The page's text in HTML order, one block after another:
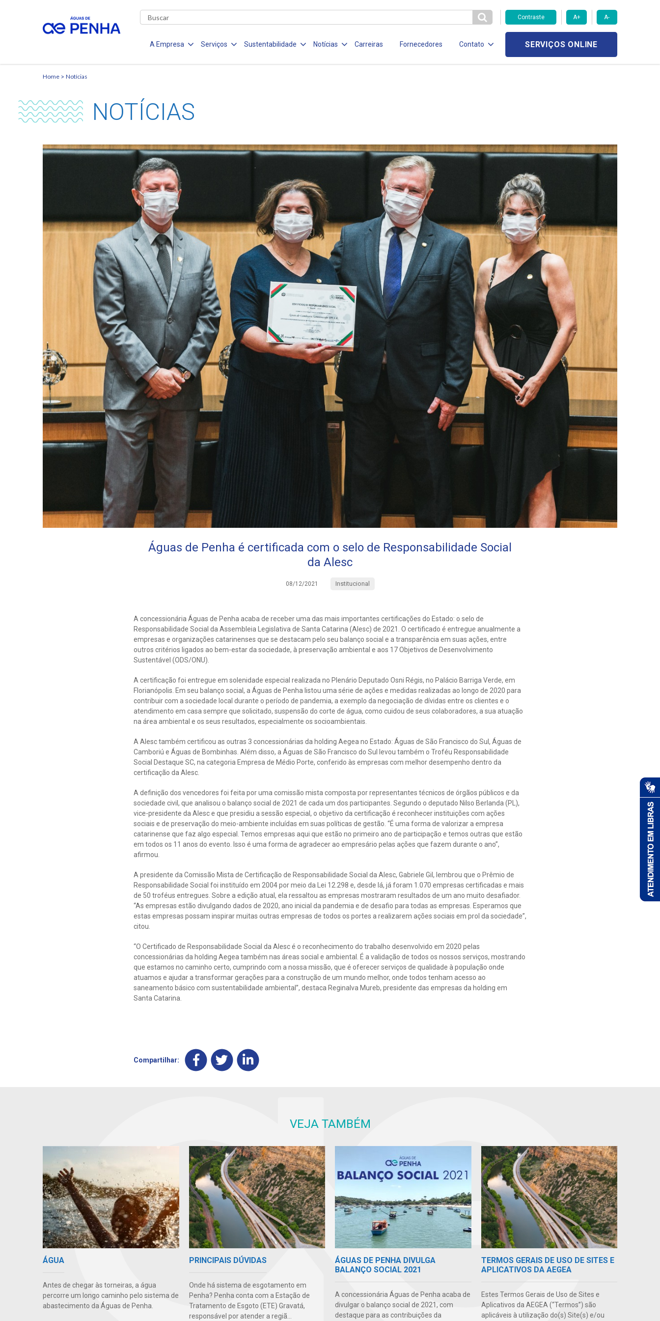
Contraste A+ A-
A Empresa Serviços Sustentabilidade Notícias Carreiras Fornecedores Contato SERVIÇOS ONLINE
Home Notícias
NOTÍCIAS
Águas de Penha é certificada com o selo de Responsabilidade Social
da Alesc
08/12/2021 Institucional
A concessionária Águas de Penha acaba de receber uma das mais importantes certificações do Estado: o selo de
Responsabilidade Social da Assembleia Legislativa de Santa Catarina (Alesc) de 2021. O certificado é entregue anualmente a
empresas e organizações catarinenses que se destacam pelo seu balanço social e a transparência em suas ações, entre
outros critérios ligados ao bem-estar da sociedade, à preservação ambiental e aos 17 Objetivos de Desenvolvimento
Sustentável (ODS/ONU).
A certificação foi entregue em solenidade especial realizada no Plenário Deputado Osni Régis, no Palácio Barriga Verde, em
Florianópolis. Em seu balanço social, a Águas de Penha listou uma série de ações e medidas realizadas ao longo de 2020 para
contribuir com a sociedade local durante o período de pandemia, a exemplo da negociação de dívidas entre os clientes e o
atendimento em casa sempre que solicitado, suspensão do corte de água, como cuidou de seus colaboradores, a sua atuação
na área ambiental e os seus resultados, especialmente os socioambientais.
A Alesc também certificou as outras 3 concessionárias da holding Aegea no Estado: Águas de São Francisco do Sul, Águas de
Camboriú e Águas de Bombinhas. Além disso, a Águas de São Francisco do Sul levou também o Troféu Responsabilidade
Social Destaque SC, na categoria Empresa de Médio Porte, conferido às empresas com melhor desempenho dentro da
certificação da Alesc.
A definição dos vencedores foi feita por uma comissão mista composta por representantes técnicos de órgãos públicos e da
sociedade civil, que analisou o balanço social de 2021 de cada um dos participantes. Segundo o deputado Nilso Berlanda (PL),
vice-presidente da Alesc e que presidiu a sessão especial, o objetivo da certificação é reconhecer instituições com ações
sociais e de preservação do meio-ambiente incluídas em suas políticas de gestão. “É uma forma de valorizar a empresa
catarinense que faz algo especial. Temos empresas aqui que estão no primeiro ano de participação e temos outras que estão
em todos os 11 anos do evento. Isso é uma forma de agradecer ao empresário pelas ações que fazem durante o ano”,
afirmou.
A presidente da Comissão Mista de Certificação de Responsabilidade Social da Alesc, Gabriele Gil, lembrou que o Prêmio de
Responsabilidade Social foi instituído em 2004 por meio da Lei 12.298 e, desde lá, já foram 1.070 empresas certificadas e mais
de 50 troféus entregues. Sobre a edição atual, ela ressaltou as empresas mostraram resultados de um ano muito desafiador.
“As empresas estão divulgando dados de 2020, ano inicial da pandemia e de desafio para todas as empresas. Esperamos que
estas empresas possam inspirar muitas outras empresas de todos os portes a realizarem ações sociais em prol da sociedade”,
citou.
“O Certificado de Responsabilidade Social da Alesc é o reconhecimento do trabalho desenvolvido em 2020 pelas
concessionárias da holding Aegea também nas áreas social e ambiental. É a validação de todos os nossos serviços, mostrando
que estamos no caminho certo, cumprindo com a nossa missão, que é oferecer serviços de qualidade à população onde
atuamos e ajudar a transformar gerações para a construção de um mundo melhor, onde todos tenham acesso ao
saneamento básico com sustentabilidade ambiental”, destaca Reginalva Mureb, presidente das empresas da holding em
Santa Catarina.
Compartilhar:
VEJA TAMBÉM
ÁGUA
Antes de chegar às torneiras, a água
percorre um longo caminho pelo sistema de
abastecimento da Águas de Penha.
PRINCIPAIS DÚVIDAS
Onde há sistema de esgotamento em
Penha? Penha conta com a Estação de
Tratamento de Esgoto (ETE) Gravatá,
responsável por atender a regiã...
ÁGUAS DE PENHA DIVULGA
BALANÇO SOCIAL 2021
A concessionária Águas de Penha acaba de
divulgar o balanço social de 2021, com
destaque para as contribuições da
TERMOS GERAIS DE USO DE SITES E
APLICATIVOS DA AEGEA
Estes Termos Gerais de Uso de Sites e
Aplicativos da AEGEA (“Termos”) são
aplicáveis à utilização do(s) Site(s) e/ou